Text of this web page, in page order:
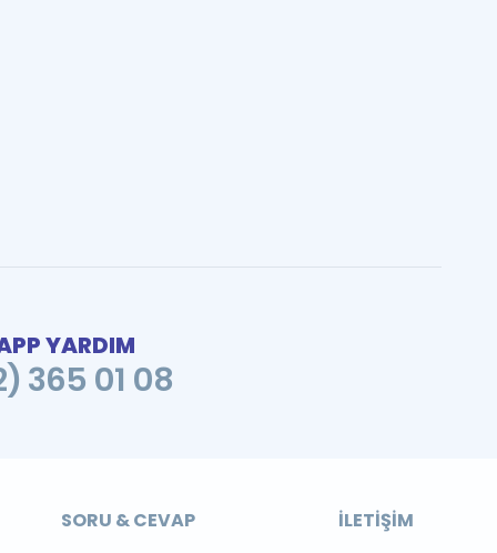
YARDIM
365 01 08
SORU & CEVAP İLETIŞIM